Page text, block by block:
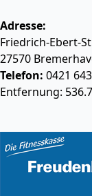
Adresse:
Friedrich-Ebert-
27570
Telefon: 0421
Entfernung: